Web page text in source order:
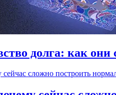
долга: как они